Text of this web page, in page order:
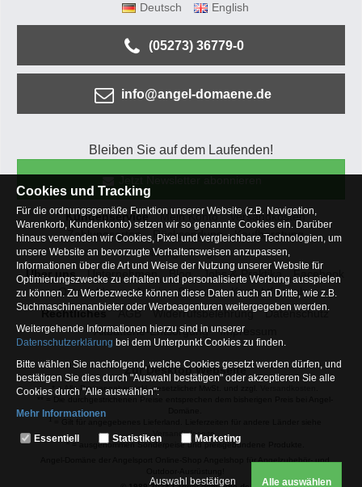
Deutsch English
(05273) 36779-0
info@angel-domaene.de
Bleiben Sie auf dem Laufenden!
Kundenservice Mein Konto
Versandkosten
Zahlungsarten
Rücksendung
Kaufberatung
Häufige Fragen
Über uns
Unternehmen Blog Jobs & Praktika
Facebook
Osterfeldsee
Archiv Sitemap
Kontaktformular
Rechtliches
AGB Widerrufsbelehrung
Datenschutz
Altbatterie-Entsorgung
Impressum
Zur Desktop Webseite
* = Alle Preisangaben inkl. gesetzlicher MwSt. und zzgl.
Versandinfoseite.
2= ausgenommen Sonderpeise und preisgebundene Produkte.
Cookies und Tracking
Für die ordnungsgemäße Funktion unserer Website (z.B. Navigation,
Warenkorb, Kundenkonto) setzen wir so genannte Cookies ein. Darüber
hinaus verwenden wir Cookies, Pixel und vergleichbare Technologien, um
unsere Website an bevorzugte Verhaltensweisen anzupassen,
Informationen über die Art und Weise der Nutzung unserer Website für
Optimierungszwecke zu erhalten und personalisierte Werbung ausspielen
zu können. Zu Werbezwecke können diese Daten auch an Dritte, wie z.B.
Suchmaschinenanbieter oder Werbeagenturen weitergegeben werden.
Weitergehende Informationen hierzu sind in unserer
Datenschutzerklärung bei dem Unterpunkt Cookies zu finden.
Bitte wählen Sie nachfolgend, welche Cookies gesetzt werden dürfen, und
bestätigen Sie dies durch "Auswahl bestätigen" oder akzeptieren Sie alle
Cookies durch "Alle auswählen":
Mehr Informationen
Essentiell
weshalb auf diese nicht verzichtet werden kann
Essentiell Statistiken Marketing
Auswahl bestätigen Alle auswählen